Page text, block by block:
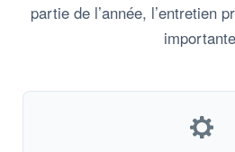
partie de l’année, l’entretien